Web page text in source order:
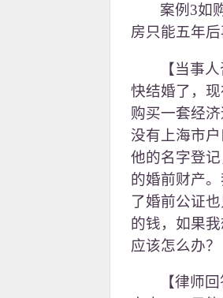
案例3如
房只能五年
【当事
快结婚了，
购买一套经
没有上海市
他的名字登
的婚前财产
了婚前公证
的钱，如果
应该怎么办？
【律师